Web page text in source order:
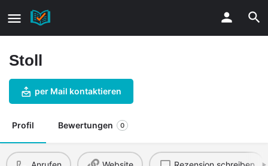
Stoll
per Mail kontaktieren
Profil Bewertungen 0